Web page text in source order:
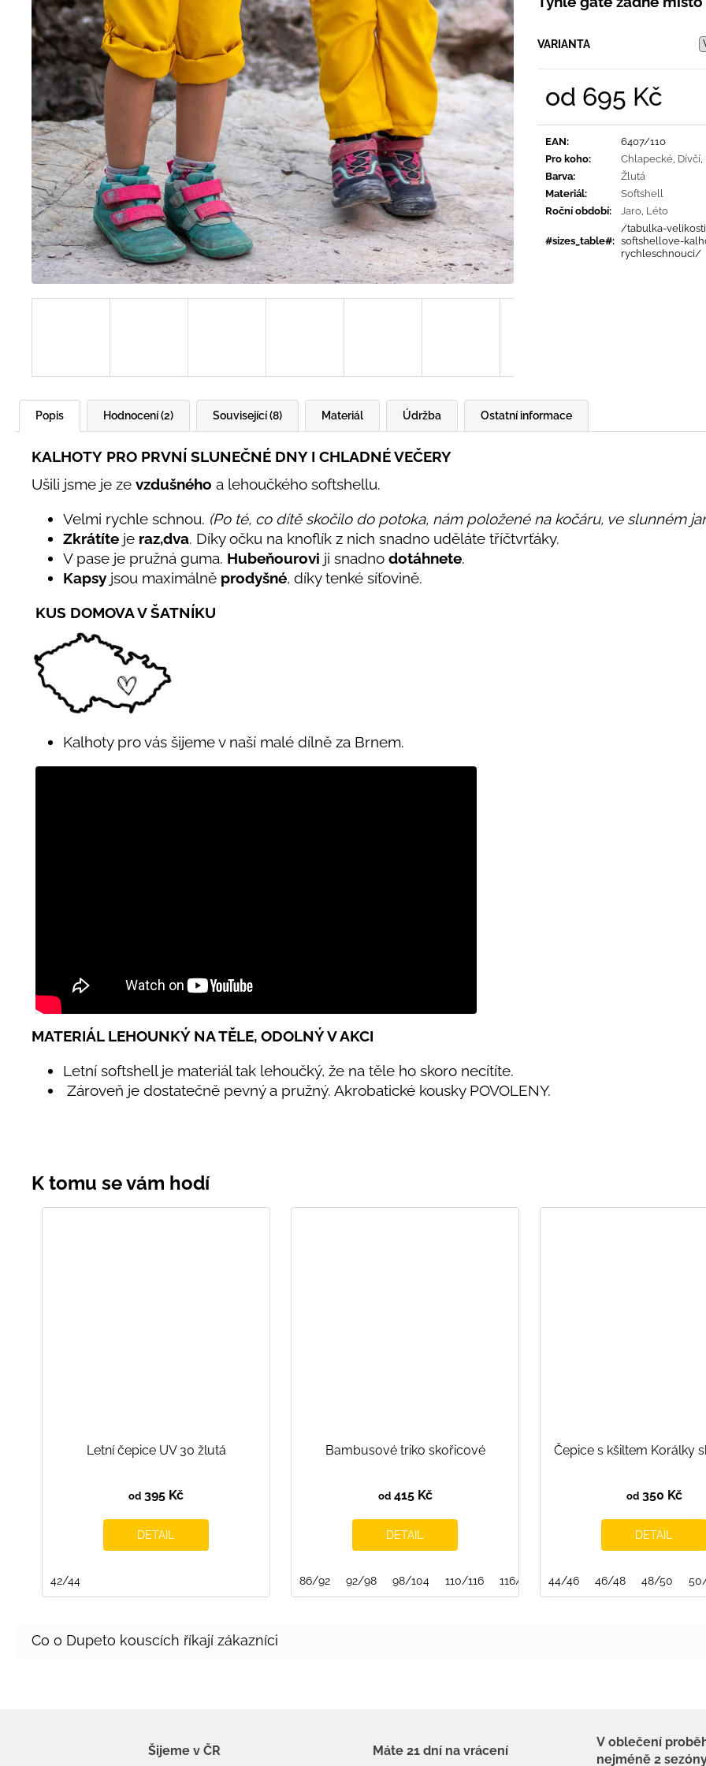
VARIANTA
od 695 Kč
EAN:
6407/110
Pro koho: Chlapecké Dívčí
Barva:
Žlutá
Materiál:
Softshell
Roční období: Jaro Léto
#sizes_table#:
/tabulka-
softshellove-
rychleschnouci/
Popis Hodnocení (2) Související (8) Ostatní informace
Materiál Údržba
KALHOTY PRO PRVNÍ SLUNEČNÉ DNY I CHLADNÉ VEČERY
Ušili jsme je ze vzdušného a lehoučkého softshellu.
Velmi rychle schnou. (Po té, co dítě skočilo do potoka, nám položené na kočáru, ve slunném
Zkrátíte je raz,dva. Díky očku na knoflík z nich snadno uděláte tříčtvrťáky.
V pase je pružná guma. Hubeňourovi ji snadno dotáhnete.
Kapsy jsou maximálně prodyšné, díky tenké síťovině.
KUS DOMOVA V ŠATNÍKU
Kalhoty pro vás šijeme v naší malé dílně za Brnem.
MATERIÁL LEHOUNKÝ NA TĚLE, ODOLNÝ V AKCI
Letní softshell je materiál tak lehoučký, že na těle ho skoro necítíte.
Zároveň je dostatečně pevný a pružný. Akrobatické kousky POVOLENY.
Letní čepice UV 30 žlutá
od 395 Kč
DETAIL
42/44
Bambusové triko skořicové
od415 Kč
DETAIL
86/92 92/98 98/104 110/116 116/122 122/128 128/134 140/146
Čepice s kšiltem Korálky
od350 Kč
DETAIL
44/46 46/48 48/50
395 Kč
395 Kč
Šijeme v ČR Máte 21 dní na vrácení
V oblečení
nejméně 2